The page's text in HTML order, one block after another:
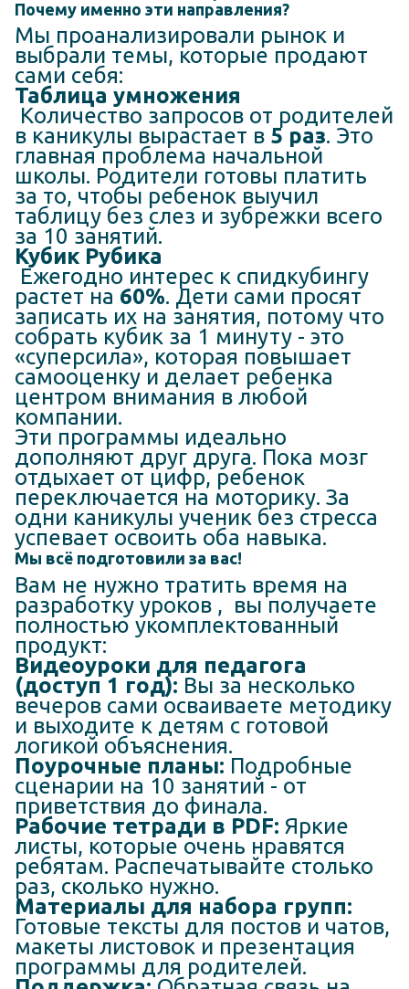
Почему именно эти направления?
Мы проанализировали рынок и
выбрали темы, которые продают
сами себя:
Таблица умножения
Количество запросов от родителей
в каникулы вырастает в 5 раз. Это
главная проблема начальной
школы. Родители готовы платить
за то, чтобы ребенок выучил
таблицу без слез и зубрежки всего
за 10 занятий.
Кубик Рубика
Ежегодно интерес к спидкубингу
растет на 60%. Дети сами просят
записать их на занятия, потому что
собрать кубик за 1 минуту - это
«суперсила», которая повышает
самооценку и делает ребенка
центром внимания в любой
компании.
Эти программы идеально
дополняют друг друга. Пока мозг
отдыхает от цифр, ребенок
переключается на моторику. За
одни каникулы ученик без стресса
успевает освоить оба навыка.
Мы всё подготовили за вас!
Вам не нужно тратить время на
разработку уроков , вы получаете
полностью укомплектованный
продукт:
Видеоуроки для педагога
(доступ 1 год): Вы за несколько
вечеров сами осваиваете методику
и выходите к детям с готовой
логикой объяснения.
Поурочные планы: Подробные
сценарии на 10 занятий - от
приветствия до финала.
Рабочие тетради в PDF: Яркие
листы, которые очень нравятся
ребятам. Распечатывайте столько
раз, сколько нужно.
Материалы для набора групп:
Готовые тексты для постов и чатов,
макеты листовок и презентация
программы для родителей.